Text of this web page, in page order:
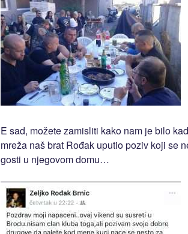
E sad, možete zamisliti kako nam je bilo
mreža naš brat Rođak uputio poziv koji se
gosti u njegovom domu…